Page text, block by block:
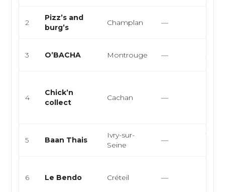
2
Pizz’s and
burg’s
Champlan —
3 O’BACHA Montrouge —
4
Chick’n
collect
Cachan —
5 Baan Thais
Ivry-sur-
Seine
—
6 Le Bendo Créteil —